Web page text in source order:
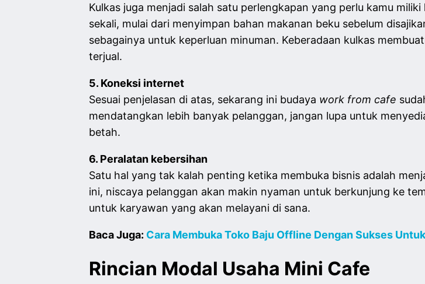
Kulkas juga menjadi salah satu perlengkapan yang perlu kamu
sekali, mulai dari menyimpan bahan makanan beku sebelum
sebagainya untuk keperluan minuman. Keberadaan kulkas
terjual.
5. Koneksi internet
Sesuai penjelasan di atas, sekarang ini budaya work from cafe
mendatangkan lebih banyak pelanggan, jangan lupa untuk
betah.
6. Peralatan kebersihan
Satu hal yang tak kalah penting ketika membuka bisnis adalah
ini, niscaya pelanggan akan makin nyaman untuk berkunjung ke
untuk karyawan yang akan melayani di sana.
Baca Juga: Cara Membuka Toko Baju Offline Dengan Sukses
Rincian Modal Usaha Mini Cafe